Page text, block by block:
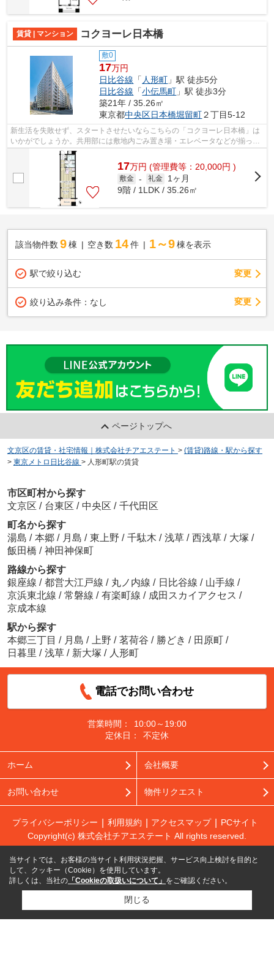
賃貸 | マンション コクヨーレ日本橋
敷0
17万円
日比谷線 「 人形町 」駅 徒歩5分
日比谷線 「小伝馬町 」駅 徒歩3分
築21年 / 35.26㎡
東京都中央区日本橋堀留町２丁目5-12
新生活を失敗せず、スタートさせたいならこちらの「コクヨーレ日本橋」は
いかがでしょうか。共用部には敷地内ごみ置き場・エレベータなどが揃って
おり、とても充実しています。マンシ...
17万円 (管理費等：20,000円 )
敷金 - 礼金
1ヶ月
9階 / 1LDK / 35.26㎡
該当物件数 9棟 空き数 14 件 1～9 棟を表示
駅で絞り込む 変更
絞り込み条件： なし 変更
ページトップへ
文京区の賃貸・社宅情報｜株式会社チアエステート > (賃貸)路線・駅から探す
> 東京メトロ日比谷線 > 人形町駅の賃貸
市区町村から探す
文京区 / 台東区 / 中央区 / 千代田区
町名から探す
湯島 / 本郷 / 月島 / 東上野 / 千駄木 / 浅草 / 西浅草 / 大塚 /
飯田橋 / 神田神保町
路線から探す
銀座線 / 都営大江戸線 / 丸ノ内線 / 日比谷線 / 山手線 /
京浜東北線 / 常磐線 / 有楽町線 / 成田スカイアクセス /
京成本線
駅から探す
本郷三丁目 / 月島 / 上野 / 茗荷谷 / 勝どき / 田原町 /
日暮里 / 浅草 / 新大塚 / 人形町
電話でお問い合わせ
営業時間：
10:00～19:00
定休日：
不定休
ホーム 会社概要
お問い合わせ 物件リクエスト
プライバシーポリシー 利用規約 アクセスマップ
PCサイト
Copyright(c) 株式会社チアエステート All rights reserved.
当サイトでは、お客様の当サイト利用状況把握、サービス向上検討を目的と
して、クッキー（Cookie）を使用しています。
詳しくは、当社の 「Cookieの取扱いについて」 をご確認ください。
閉じる